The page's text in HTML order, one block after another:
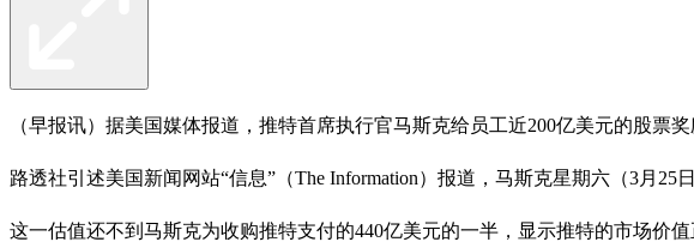
（早报讯）据美国媒体报道，推特首席执行官马斯克给员工近200亿美元的股票奖
路透社引述美国新闻网站“信息”（The Information）报道，马斯克星期六（3月
这一估值还不到马斯克为收购推特支付的440亿美元的一半，显示推特的市场价值